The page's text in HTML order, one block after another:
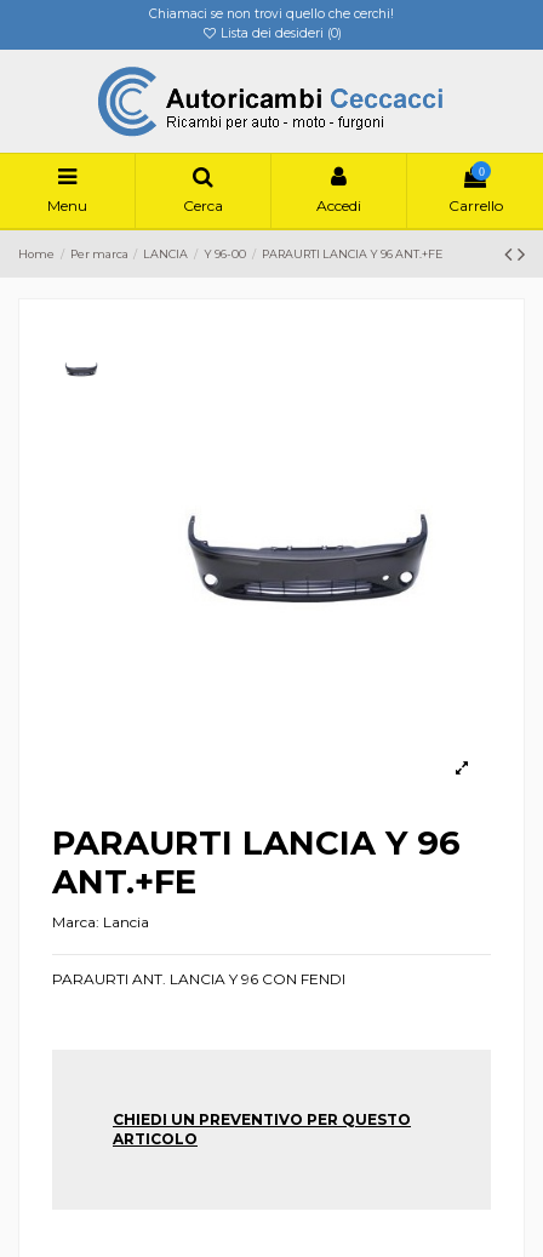
Chiamaci se non trovi quello che cerchi!
Lista dei desideri (0)
Menu Cerca Accedi
0
Carrello
Home Per marca LANCIA Y 96-00 PARAURTI LANCIA Y 96 ANT.+FE
PARAURTI LANCIA Y 96
ANT.+FE
Marca: Lancia
PARAURTI ANT. LANCIA Y 96 CON FENDI
CHIEDI UN PREVENTIVO PER QUESTO
ARTICOLO